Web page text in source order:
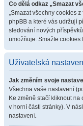
Co dělá odkaz „Smazat
„Smazat všechny cookies
phpBB a které vás udržují
sledování nových
umožňuje. Smažte
Uživatelská
Jak změním svoje
Všechna vaše nastavení
Ke změně stačí kliknout na
v horní části stránky). V
nastavení.